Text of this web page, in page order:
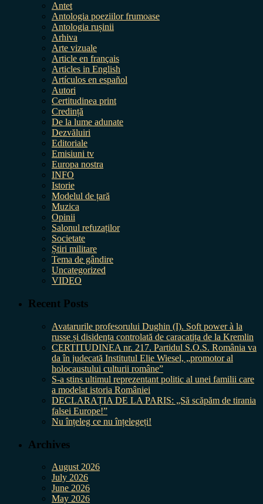
Antet
Antologia poeziilor frumoase
Antologia rușinii
Arhiva
Arte vizuale
Article en français
Articles in English
Artículos en español
Autori
Certitudinea print
Credință
De la lume adunate
Dezvăluiri
Editoriale
Emisiuni tv
Europa nostra
INFO
Istorie
Modelul de țară
Muzica
Opinii
Salonul refuzaților
Societate
Știri militare
Tema de gândire
Uncategorized
VIDEO
Recent Posts
Avatarurile profesorului Dughin (I). Soft power à la
russe și disidența controlată de caracatița de la Kremlin
CERTITUDINEA nr. 217. Partidul S.O.S. România va
da în judecată Institutul Elie Wiesel, „promotor al
holocaustului culturii române”
S-a stins ultimul reprezentant politic al unei familii care
a modelat istoria României
DECLARAȚIA DE LA PARIS: „Să scăpăm de tirania
falsei Europe!”
Nu înțeleg ce nu înțelegeți!
Archives
August 2026
July 2026
June 2026
May 2026